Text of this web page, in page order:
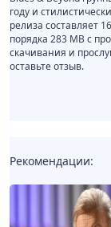
году и
релиза составляет
порядка 283 MB с
скачивания и
оставьте отзыв.
Рекомендации: